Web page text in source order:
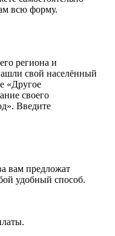
всю форму.
региона и
свой населённый
«Другое
своего
Введите
вам предложат
удобный способ.